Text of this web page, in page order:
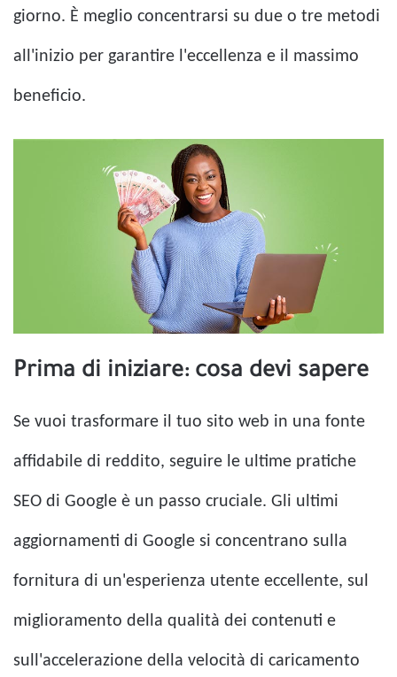
giorno. È meglio concentrarsi su due o tre metodi
all'inizio per garantire l'eccellenza e il massimo
beneficio.
Prima di iniziare: cosa devi sapere
Se vuoi trasformare il tuo sito web in una fonte
affidabile di reddito, seguire le ultime pratiche
SEO di Google è un passo cruciale. Gli ultimi
aggiornamenti di Google si concentrano sulla
fornitura di un'esperienza utente eccellente, sul
miglioramento della qualità dei contenuti e
sull'accelerazione della velocità di caricamento